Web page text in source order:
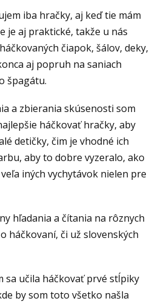
iba hračky, aj keď tie mám
je aj praktické, takže u nás
čiapok, šálov, deky,
aj popruh na saniach
špagátu.
a zbierania skúsenosti som
háčkovať hračky, aby
detičky, čim je vhodné ich
aby to dobre vyzeralo, ako
iných vychytávok nielen pre
hľadania a čítania na rôznych
háčkovaní, či už slovenských
sa učila háčkovať prvé stĺpiky
by som toto všetko našla